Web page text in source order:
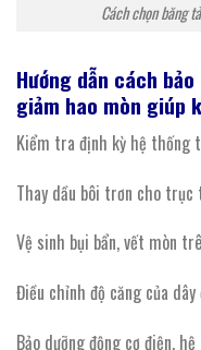
Cách chọn băng
Hướng dẫn cách
giảm hao mòn giúp
Kiểm tra định kỳ hệ thống
Thay dầu bôi trơn cho trục
Vệ sinh bụi bẩn, vết mòn
Điều chỉnh độ căng của
Bảo dưỡng động cơ điện,